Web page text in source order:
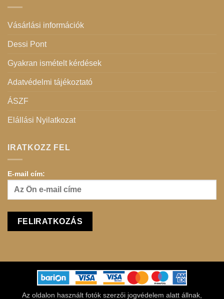
Vásárlási információk
Dessi Pont
Gyakran ismételt kérdések
Adatvédelmi tájékoztató
ÁSZF
Elállási Nyilatkozat
IRATKOZZ FEL
E-mail cím:
Az oldalon használt fotók szerzői jogvédelem alatt állnak,